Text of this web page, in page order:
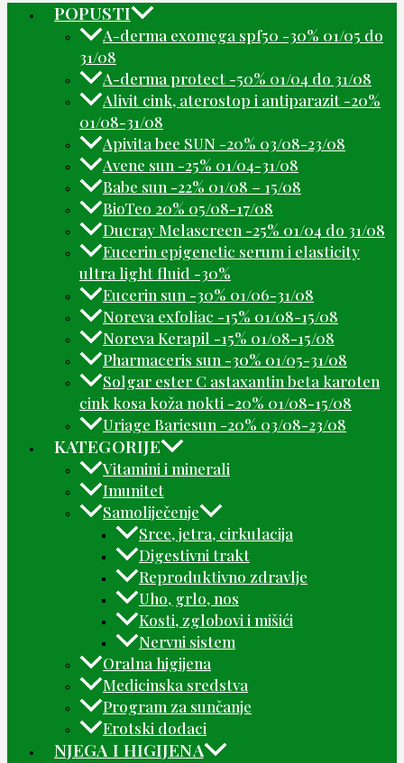
POPUSTI
A-derma exomega spf50 -30% 01/05 do
31/08
A-derma protect -50% 01/04 do 31/08
Alivit cink, aterostop i antiparazit -20%
01/08-31/08
Apivita bee SUN -20% 03/08-23/08
Avene sun -25% 01/04-31/08
Babe sun -22% 01/08 – 15/08
BioTeo 20% 05/08-17/08
Ducray Melascreen -25% 01/04 do 31/08
Eucerin epigenetic serum i elasticity
ultra light fluid -30%
Eucerin sun -30% 01/06-31/08
Noreva exfoliac -15% 01/08-15/08
Noreva Kerapil -15% 01/08-15/08
Pharmaceris sun -30% 01/05-31/08
Solgar ester C astaxantin beta karoten
cink kosa koža nokti -20% 01/08-15/08
Uriage Bariesun -20% 03/08-23/08
KATEGORIJE
Vitamini i minerali
Imunitet
Samoliječenje
Srce, jetra, cirkulacija
Digestivni trakt
Reproduktivno zdravlje
Uho, grlo, nos
Kosti, zglobovi i mišići
Nervni sistem
Oralna higijena
Medicinska sredstva
Program za sunčanje
Erotski dodaci
NJEGA I HIGIJENA